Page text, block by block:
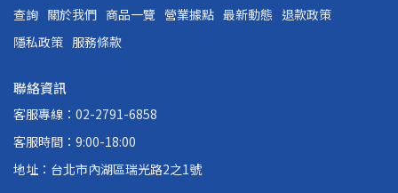
查詢 關於我們 商品一覽 營業據點 最新動態 退款政策
隱私政策 服務條款
聯絡資訊
客服專線：02-2791-6858
客服時間：9:00-18:00
地址：台北市內湖區瑞光路2之1號